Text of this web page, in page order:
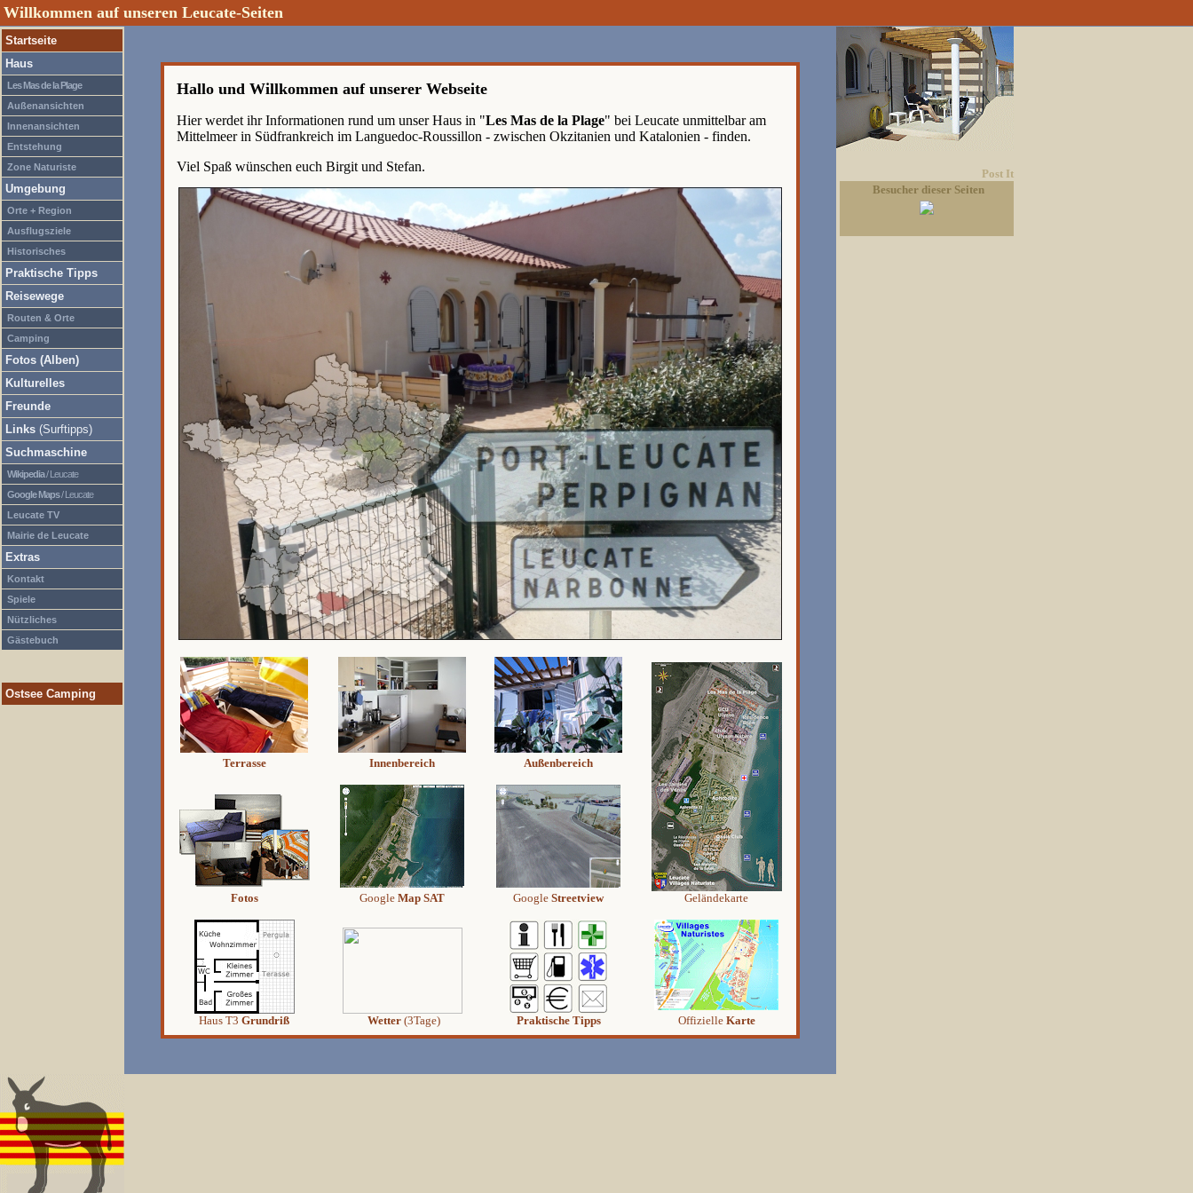
Willkommen auf unseren Leucate-Seiten
Startseite
Haus
Les Mas de la Plage
Außenansichten
Innenansichten
Entstehung
Zone Naturiste
Umgebung
Orte + Region
Ausflugsziele
Historisches
Praktische Tipps
Reisewege
Routen & Orte
Camping
Fotos (Alben)
Kulturelles
Freunde
Links (Surftipps)
Suchmaschine
Wikipedia/ Leucate
Google Maps/ Leucate
Leucate TV
Mairie de Leucate
Extras
Kontakt
Spiele
Nützliches
Gästebuch
Ostsee Camping
Hallo und Willkommen auf unserer Webseite
Hier werdet ihr Informationen rund um unser Haus in "Les Mas de la Plage" bei Leucate unmittelbar am
Mittelmeer in Südfrankreich im Languedoc-Roussillon - zwischen Okzitanien und Katalonien - finden.
Viel Spaß wünschen euch Birgit und Stefan.
Terrasse Innenbereich Außenbereich
Geländekarte
Fotos Google Map SAT Google Streetview
Haus T3 Grundriß Wetter(3Tage) Praktische Tipps Offizielle Karte
Post It
Besucher dieser Seiten